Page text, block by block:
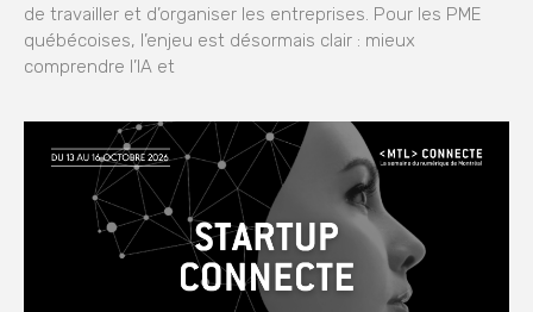
de travailler et d’organiser les entreprises. Pour les PME
québécoises, l’enjeu est désormais clair : mieux
comprendre l’IA et